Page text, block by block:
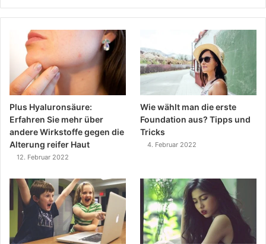
Plus Hyaluronsäure:
Erfahren Sie mehr über
andere Wirkstoffe gegen die
Alterung reifer Haut
12. Februar 2022
Wie wählt man die erste
Foundation aus? Tipps und
Tricks
4. Februar 2022